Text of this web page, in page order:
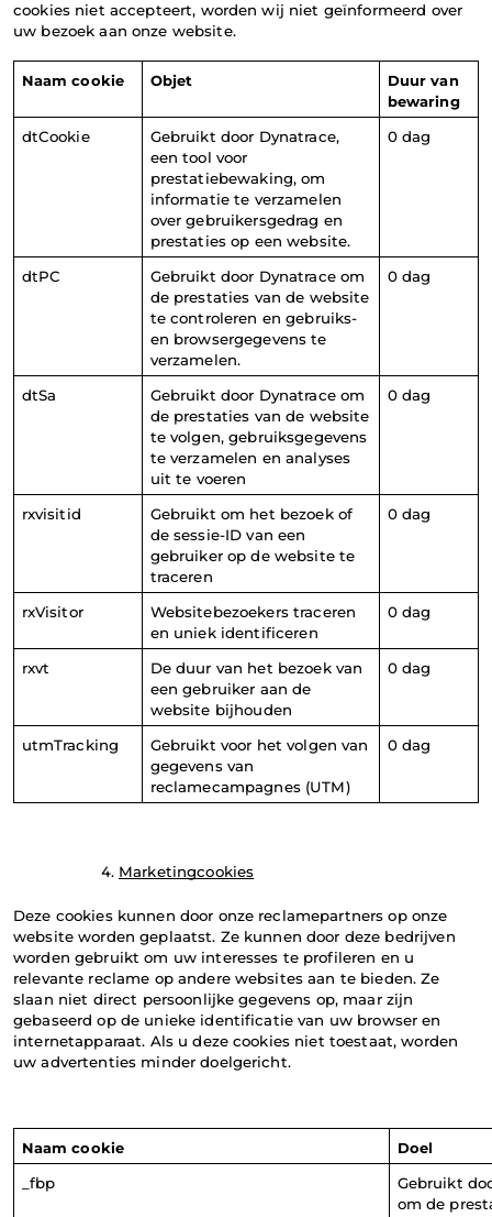
cookies niet accepteert, worden wij niet geïnformeerd over
uw bezoek aan onze website.
Naam cookie Objet
Duur van
bewaring
dtCookie
Gebruikt door Dynatrace,
een tool voor
prestatiebewaking, om
informatie te verzamelen
over gebruikersgedrag en
prestaties op een website.
0 dag
dtPC
Gebruikt door Dynatrace om
de prestaties van de website
te controleren en gebruiks-
en browsergegevens te
verzamelen.
0 dag
dtSa
Gebruikt door Dynatrace om
de prestaties van de website
te volgen, gebruiksgegevens
te verzamelen en analyses
uit te voeren
0 dag
rxvisitid
Gebruikt om het bezoek of
de sessie-ID van een
gebruiker op de website te
traceren
0 dag
rxVisitor
Websitebezoekers traceren
en uniek identificeren
0 dag
rxvt
De duur van het bezoek van
een gebruiker aan de
website bijhouden
0 dag
utmTracking
Gebruikt voor het volgen van
gegevens van
reclamecampagnes (UTM)
0 dag
Marketingcookies
Deze cookies kunnen door onze reclamepartners op onze
website worden geplaatst. Ze kunnen door deze bedrijven
worden gebruikt om uw interesses te profileren en u
relevante reclame op andere websites aan te bieden. Ze
slaan niet direct persoonlijke gegevens op, maar zijn
gebaseerd op de unieke identificatie van uw browser en
internetapparaat. Als u deze cookies niet toestaat, worden
uw advertenties minder doelgericht.
Naam cookie
Doel
_fbp
Gebruikt
om de